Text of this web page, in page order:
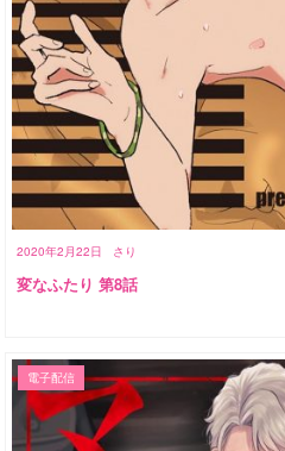
2020年2月22日 さり
変なふたり 第8話
電子配信